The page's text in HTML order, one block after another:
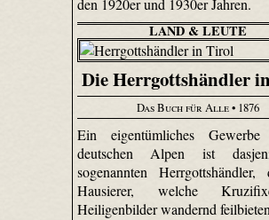
den 1920er und 1930er Jahren.
LAND & LEUTE
Die Herrgottshändler
Das Buch für Alle• 1876
Ein eigentümliches
deutschen Alpen ist
sogenannten
Hausierer, welche
Heiligenbilder wandernd